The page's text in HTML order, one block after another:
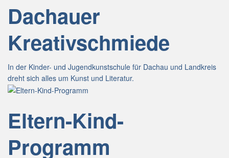
Dachauer
Kreativschmiede
In der Kinder- und Jugendkunstschule für Dachau und Landkreis
dreht sich alles um Kunst und Literatur.
Eltern-Kind-
Programm